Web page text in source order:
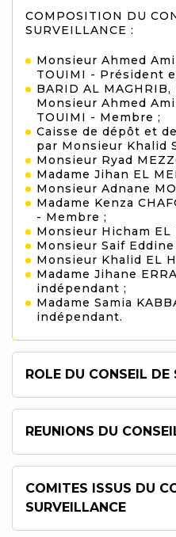
COMPOSITION DU
SURVEILLANCE :
Monsieur Ahmed
TOUIMI - Président
BARID AL
Monsieur Ahmed
TOUIMI - Membre ;
Caisse de dépôt et
par Monsieur Khalid
Monsieur Ryad
Madame Jihan EL
Monsieur Adnane
Madame Kenza
- Membre ;
Monsieur Hicham EL
Monsieur Saif Eddine
Monsieur Khalid EL
Madame Jihane
indépendant ;
Madame Samia
indépendant.
ROLE DU CONSEIL DE
REUNIONS DU
COMITES ISSUS DU
SURVEILLANCE